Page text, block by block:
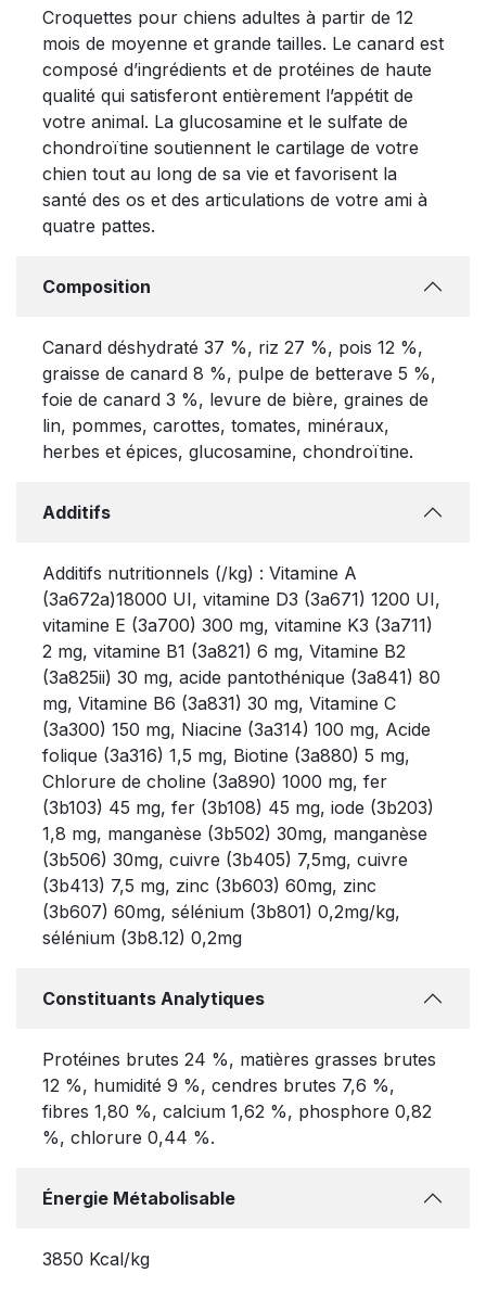
Croquettes pour chiens adultes à partir de 12
mois de moyenne et grande tailles. Le canard est
composé d’ingrédients et de protéines de haute
qualité qui satisferont entièrement l’appétit de
votre animal. La glucosamine et le sulfate de
chondroïtine soutiennent le cartilage de votre
chien tout au long de sa vie et favorisent la
santé des os et des articulations de votre ami à
quatre pattes.
Composition
Canard déshydraté 37 %, riz 27 %, pois 12 %,
graisse de canard 8 %, pulpe de betterave 5 %,
foie de canard 3 %, levure de bière, graines de
lin, pommes, carottes, tomates, minéraux,
herbes et épices, glucosamine, chondroïtine.
Additifs
Additifs nutritionnels (/kg) : Vitamine A
(3a672a)18000 UI, vitamine D3 (3a671) 1200 UI,
vitamine E (3a700) 300 mg, vitamine K3 (3a711)
2 mg, vitamine B1 (3a821) 6 mg, Vitamine B2
(3a825ii) 30 mg, acide pantothénique (3a841) 80
mg, Vitamine B6 (3a831) 30 mg, Vitamine C
(3a300) 150 mg, Niacine (3a314) 100 mg, Acide
folique (3a316) 1,5 mg, Biotine (3a880) 5 mg,
Chlorure de choline (3a890) 1000 mg, fer
(3b103) 45 mg, fer (3b108) 45 mg, iode (3b203)
1,8 mg, manganèse (3b502) 30mg, manganèse
(3b506) 30mg, cuivre (3b405) 7,5mg, cuivre
(3b413) 7,5 mg, zinc (3b603) 60mg, zinc
(3b607) 60mg, sélénium (3b801) 0,2mg/kg,
sélénium (3b8.12) 0,2mg
Constituants Analytiques
Protéines brutes 24 %, matières grasses brutes
12 %, humidité 9 %, cendres brutes 7,6 %,
fibres 1,80 %, calcium 1,62 %, phosphore 0,82
%, chlorure 0,44 %.
Énergie Métabolisable
3850 Kcal/kg